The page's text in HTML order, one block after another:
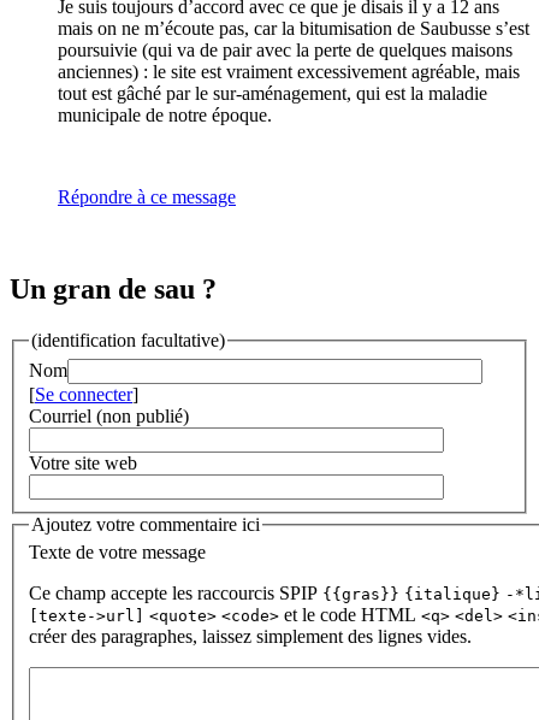
Je suis toujours d’accord avec ce que je disais il y a 12 ans
mais on ne m’écoute pas, car la bitumisation de Saubusse s’est
poursuivie (qui va de pair avec la perte de quelques maisons
anciennes) : le site est vraiment excessivement agréable, mais
tout est gâché par le sur-aménagement, qui est la maladie
municipale de notre époque.
Répondre à ce message
Un gran de sau ?
(identification facultative)
Nom
[Se connecter]
Courriel (non publié)
Votre site web
Ajoutez votre commentaire ici
Texte de votre message
Ce champ accepte les raccourcis SPIP {{gras}} {italique} -
[texte->url]
<quote> <code> et le code HTML <q> <del>
créer des paragraphes, laissez simplement des lignes vides.